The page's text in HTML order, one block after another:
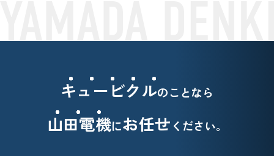
キュービクルのことなら
山田電機にお任せ ください。